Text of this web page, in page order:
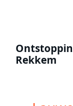
Rekkem